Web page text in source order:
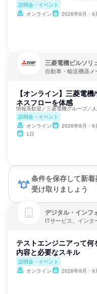
説明会・イベント
オンライン
2026年8月・9
三菱電機ビルソリ
自動車・輸送機器メ
【オンライン】三菱電
ネスフローを体感
情報系歓迎／三菱電機グループ／
説明会・イベント
オンライン
2026年8月・9
1日
条件を保存して新着
受け取りましょう
デジタル・インフ
ITサービス、インタ
テストエンジニアって
内容と必要なスキル
説明会・イベント
オンライン
2026年8月・9